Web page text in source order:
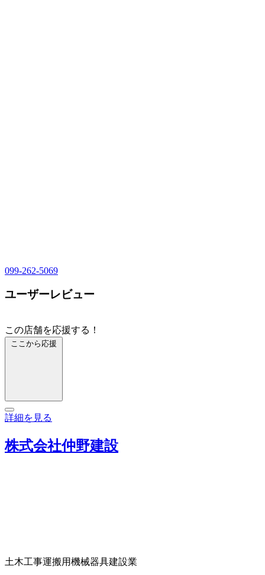
099-262-5069
ユーザーレビュー
この店舗を応援する！
ここから応援
詳細を見る
株式会社仲野建設
土木工事運搬用機械器具建設業